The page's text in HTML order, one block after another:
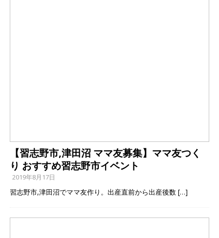
【習志野市,津田沼 ママ友募集】ママ友つく
り おすすめ習志野市イベント
2019年8月17日
習志野市,津田沼でママ友作り。出産直前から出産後数 […]